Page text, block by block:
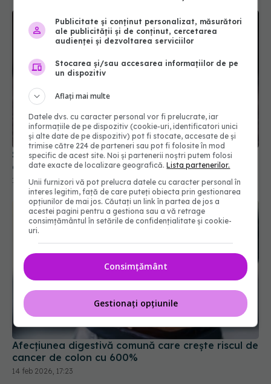
Scaunul moale, posibil simptom al cancerului. Nu
este vorba de cancerul de colon
16 iun 2026, 16:22
Afecțiunea digestivă comună care crește riscul de
cancer de colon cu 600%
14 feb 2026, 17:23
Publicitate și conținut personalizat, măsurători
ale publicității și de conținut, cercetarea
audienței și dezvoltarea serviciilor
Stocarea și/sau accesarea informațiilor de pe
un dispozitiv
Aflați mai multe
Datele dvs. cu caracter personal vor fi prelucrate, iar
informațiile de pe dispozitiv (cookie-uri, identificatori unici
și alte date de pe dispozitiv) pot fi stocate, accesate de și
trimise către 224 de parteneri sau pot fi folosite în mod
specific de acest site. Noi și partenerii noștri putem folosi
date exacte de localizare geografică.Lista partenerilor.
Unii furnizori vă pot prelucra datele cu caracter personal în
interes legitim, față de care puteți obiecta prin gestionarea
opțiunilor de mai jos. Căutați un link în partea de jos a
acestei pagini pentru a gestiona sau a vă retrage
consimțământul în setările de confidențialitate și cookie-
uri.
Consimțământ
Gestionați opțiunile